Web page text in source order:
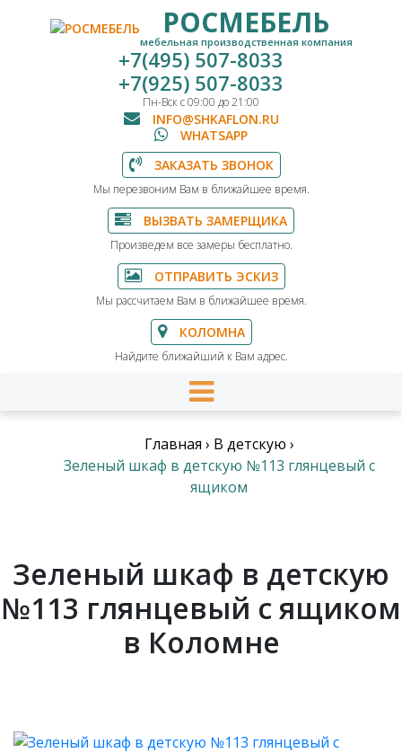
РОСМЕБЕЛЬ
мебельная производственная компания
+7(495) 507-8033
+7(925) 507-8033
Пн-Вск с 09:00 до 21:00
INFO@SHKAFLON.RU
WHATSAPP
ЗАКАЗАТЬ ЗВОНОК
Мы перезвоним Вам в ближайшее время.
ВЫЗВАТЬ ЗАМЕРЩИКА
Произведем все замеры бесплатно.
ОТПРАВИТЬ ЭСКИЗ
Мы рассчитаем Вам в ближайшее время.
КОЛОМНА
Найдите ближайший к Вам адрес.
Главная › В детскую ›
Зеленый шкаф в детскую №113 глянцевый с
ящиком
Зеленый шкаф в детскую
№113 глянцевый с ящиком
в Коломне